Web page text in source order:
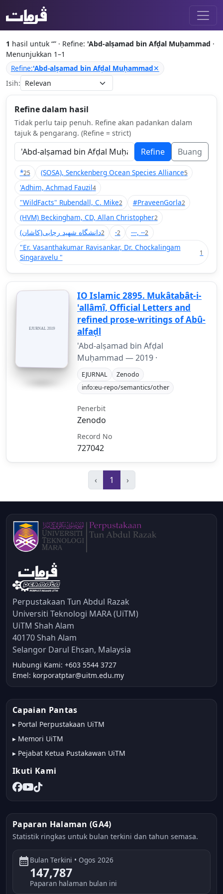
1 hasil untuk “” · Refine: 'Abd-alṣamad bin Afḍal Muḥammad ·
Menunjukkan 1–1
Refine:'Abd-alṣamad bin Afḍal Muḥammad✕
Isih:
Refine dalam hasil
Tidak perlu taip penuh. Refine akan padankan dalam
tajuk & pengarang. (Refine = strict)
Refine Buang
*25 (SOSA), Senckenberg Ocean Species Alliance5
'Adhim, Achmad Fauzil4
"WildFacts" Rubendall, C. Mike2 #PraveenGorla2
(HVM) Beckingham, CD, Allan Christopher2
(دانشگاه شهید رجایی(کاشان2 -2 ---, --2
"Er. Vasanthakumar Ravisankar, Dr. Chockalingam
Singaravelu "
1
IO Islamic 2895. Mukâtabât-i-
'allâmî, Official Letters and
refined prose-writings of Abû-
alfaḍl
'Abd-alṣamad bin Afḍal
Muḥammad —2019 ·
EJURNAL
Zenodo
info:eu-repo/semantics/other
Penerbit
Zenodo
Record No
727042
‹ 1 ›
Perpustakaan Tun Abdul Razak
Universiti Teknologi MARA (UiTM)
UiTM Shah Alam
40170 Shah Alam
Selangor Darul Ehsan, Malaysia
Hubungi Kami: +603 5544 3727
Emel: korporatptar@uitm.edu.my
Capaian Pantas
▸ Portal Perpustakaan UiTM
▸ Memori UiTM
▸ Pejabat Ketua Pustakawan UiTM
Ikuti Kami
Paparan Halaman (GA4)
Statistik ringkas untuk bulan terkini dan tahun semasa.
calendar_month Bulan Terkini • Ogos 2026
147,787
Paparan halaman bulan ini